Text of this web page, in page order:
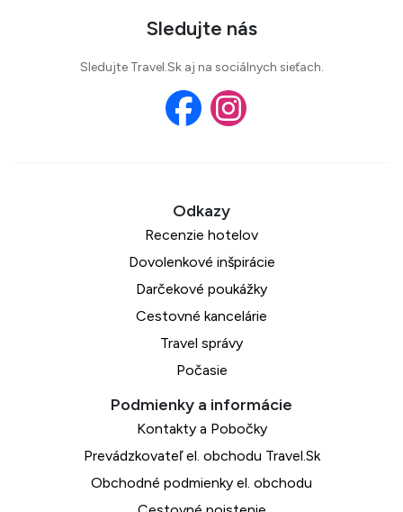
Sledujte nás
Sledujte Travel.Sk aj na sociálnych sieťach.
Recenzie hotelov
Dovolenkové inšpirácie
Darčekové poukážky
Cestovné kancelárie
Travel správy
Počasie
Kontakty a Pobočky
Prevádzkovateľ el. obchodu Travel.Sk
Obchodné podmienky el. obchodu